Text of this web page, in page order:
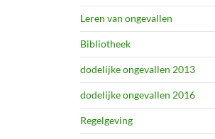
Leren van ongevallen
Bibliotheek
dodelijke ongevallen 2013
dodelijke ongevallen 2016
Regelgeving